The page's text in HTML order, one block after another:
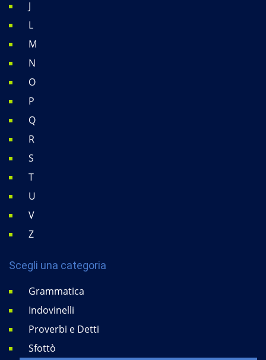
J
L
M
N
O
P
Q
R
S
T
U
V
Z
Scegli una categoria
Grammatica
Indovinelli
Proverbi e Detti
Sfottò